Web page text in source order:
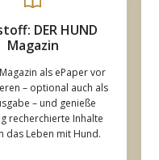
DER HUND
Magazin
als ePaper vor
– optional auch als
– und genieße
recherchierte Inhalte
das Leben mit Hund.